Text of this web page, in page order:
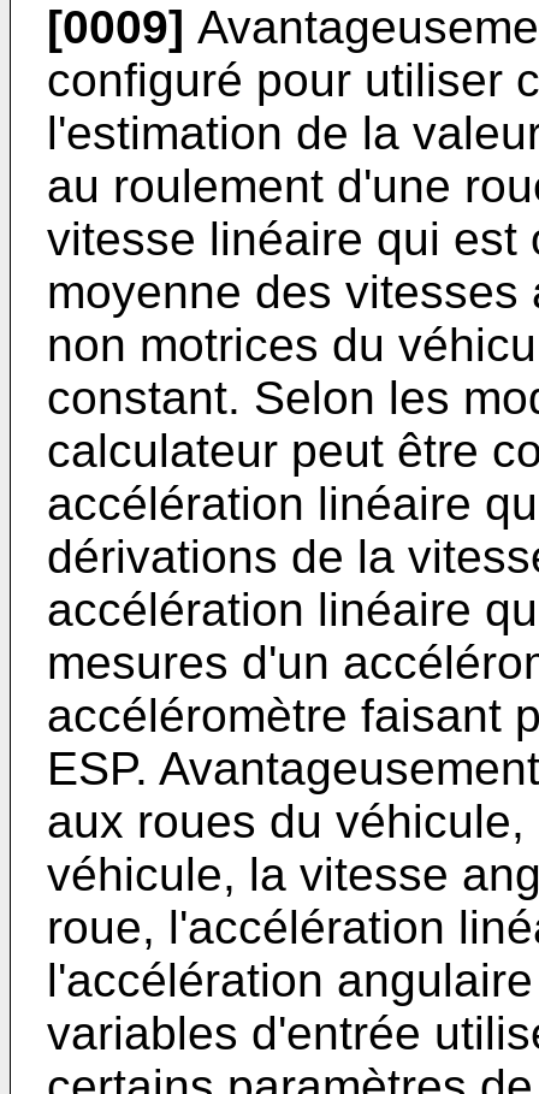
[0009]
configuré pour utiliser
l'estimation de la
au roulement d'une
vitesse linéaire qui est
moyenne des
non motrices du
constant. Selon les
calculateur peut être
accélération linéaire
dérivations de la
accélération linéaire
mesures d'un
accéléromètre faisant
ESP.
aux roues du
véhicule, la vitesse
roue, l'accélération
l'accélération
variables d'entrée